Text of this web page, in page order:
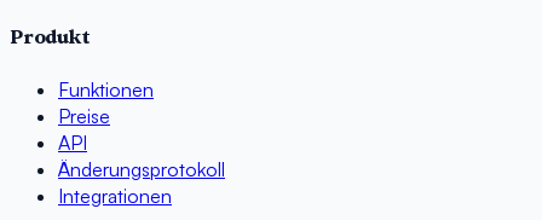
Produkt
Funktionen
Preise
API
Änderungsprotokoll
Integrationen